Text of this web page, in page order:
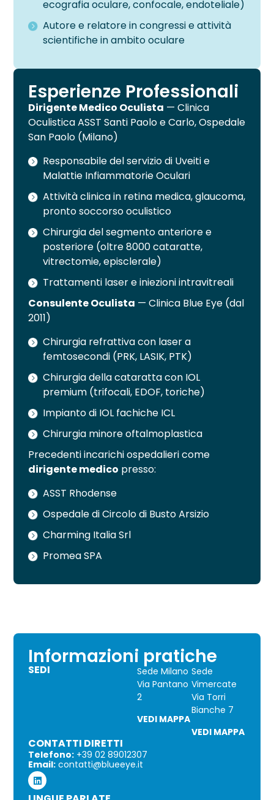
ecografia oculare, confocale, endoteliale)
Autore e relatore in congressi e attività
scientifiche in ambito oculare
Esperienze Professionali
Dirigente Medico Oculista — Clinica
Oculistica ASST Santi Paolo e Carlo, Ospedale
San Paolo (Milano)
Responsabile del servizio di Uveiti e
Malattie Infiammatorie Oculari
Attività clinica in retina medica, glaucoma,
pronto soccorso oculistico
Chirurgia del segmento anteriore e
posteriore (oltre 8000 cataratte,
vitrectomie, episclerale)
Trattamenti laser e iniezioni intravitreali
Consulente Oculista — Clinica Blue Eye (dal
2011)
Chirurgia refrattiva con laser a
femtosecondi (PRK, LASIK, PTK)
Chirurgia della cataratta con IOL
premium (trifocali, EDOF, toriche)
Impianto di IOL fachiche ICL
Chirurgia minore oftalmoplastica
Precedenti incarichi ospedalieri come
dirigente medico presso:
ASST Rhodense
Ospedale di Circolo di Busto Arsizio
Charming Italia Srl
Promea SPA
Informazioni pratiche
SEDI
Sede Milano
Via Pantano
2
VEDI MAPPA
Sede
Vimercate
Via Torri
Bianche 7
VEDI MAPPA
CONTATTI DIRETTI
Telefono: +39 02 89012307
Email: contatti@blueeye.it